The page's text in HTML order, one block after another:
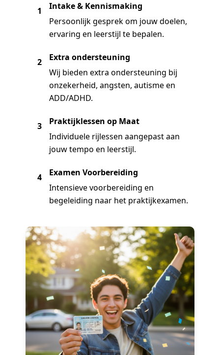
1
Intake & Kennismaking
Persoonlijk gesprek om jouw doelen,
ervaring en leerstijl te bepalen.
2
Extra ondersteuning
Wij bieden extra ondersteuning bij
onzekerheid, angsten, autisme en
ADD/ADHD.
3
Praktijklessen op Maat
Individuele rijlessen aangepast aan
jouw tempo en leerstijl.
4
Examen Voorbereiding
Intensieve voorbereiding en
begeleiding naar het praktijkexamen.